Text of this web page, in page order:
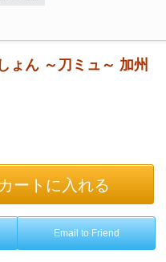
ょん ～刀ミュ～ 加州
カートに入れる
Email to Friend